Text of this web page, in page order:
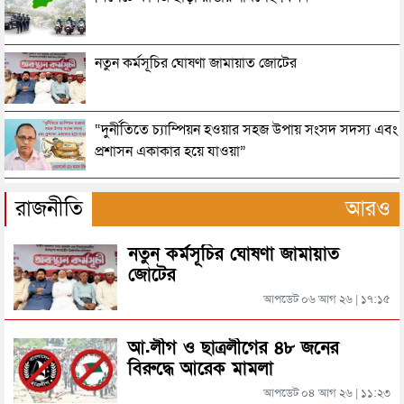
নারী মরদেহের ময়নাতদন্তে নারী ডোম নিয়োগ দিতে
হাইকোর্টের রুল
এমবাপের রেকর্ড, সাকার হ্যাটট্রিকের ১০ গোলের থ্রিলারে
ইংল্যান্ডের ব্রোঞ্জ জয়
দুর্দান্ত জয়ে ইংল্যান্ডকে হারিয়ে ফাইনালে মেসির আর্জেন্টিনা
ফ্রান্সকে হারিয়ে বিশ্বকাপের ফাইনালে অপ্রতিরোধ্য স্পেন
রেফারিকে মেসি বললেন, ‘আমাকে সম্মান দিয়ে কথা বলো’
সুইজারল্যান্ডকে উড়িয়ে দিয়ে সেমিফাইনালে আর্জেন্টিনা
নতুন কর্মসূচির ঘোষণা জামায়াত জোটের
“দুর্নীতিতে চ্যাম্পিয়ন হওয়ার সহজ উপায় সংসদ সদস্য এবং
প্রশাসন একাকার হয়ে যাওয়া”
রাষ্ট্রপতি নির্বাচনের তারিখ ঘোষণা
সিলেটে ফাহিমা ধর্ষণচেষ্টা ও হত্যা মামলায় জাকিরের
মৃত্যুদণ্ড
রাজধানীর মাদারটেক থেকে তরুণীর খণ্ডিত মাথা ও দুই হাত
রাজনীতি আরও
নতুন কর্মসূচির ঘোষণা জামায়াত
জোটের
আপডেট ০৬ আগ ২৬ | ১৭:১৫
আ.লীগ ও ছাত্রলীগের ৪৮ জনের
বিরুদ্ধে আরেক মামলা
আপডেট ০৪ আগ ২৬ | ১১:২৩